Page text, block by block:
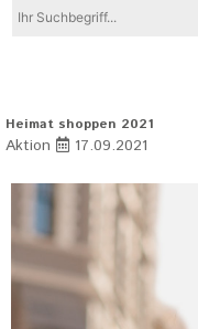
Heimat shoppen 2021
Aktion 17.09.2021